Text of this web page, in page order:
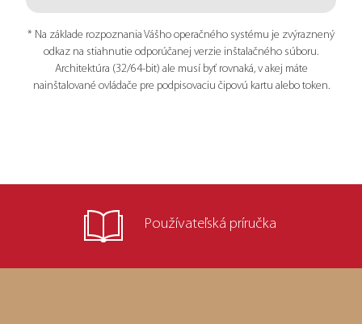
* Na základe rozpoznania Vášho operačného systému je zvýraznený
odkaz na stiahnutie odporúčanej verzie inštalačného súboru.
Architektúra (32/64-bit) ale musí byť rovnaká, v akej máte
nainštalované ovládače pre podpisovaciu čipovú kartu alebo token.
Používateľská príručka